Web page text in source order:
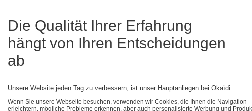
Die Qualität Ihrer Erfahrung
hängt von Ihren Entscheidungen
ab
Unsere Website jeden Tag zu verbessern, ist unser Hauptanliegen bei Okaïdi.
Wenn Sie unsere Webseite besuchen, verwenden wir Cookies, die Ihnen die Navigation
erleichtern, mögliche Probleme erkennen, aber auch personalisierte Werbung und